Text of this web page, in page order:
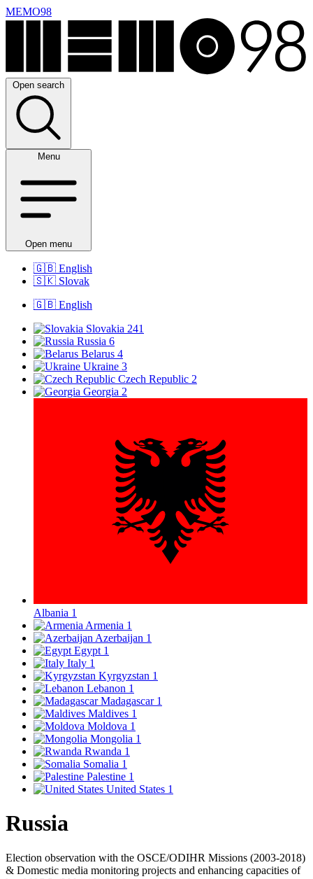
MEMO98
Open search
Menu
Open menu
🇬🇧 English
🇸🇰 Slovak
🇬🇧 English
Slovakia 241
Russia 6
Belarus 4
Ukraine 3
Czech Republic 2
Georgia 2
Albania 1
Armenia 1
Azerbaijan 1
Egypt 1
Italy 1
Kyrgyzstan 1
Lebanon 1
Madagascar 1
Maldives 1
Moldova 1
Mongolia 1
Rwanda 1
Somalia 1
Palestine 1
United States 1
Russia
Election observation with the OSCE/ODIHR Missions (2003-2018)
& Domestic media monitoring projects and enhancing capacities of